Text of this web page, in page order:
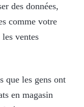
des données,
comme votre
ventes
que les gens ont
en magasin